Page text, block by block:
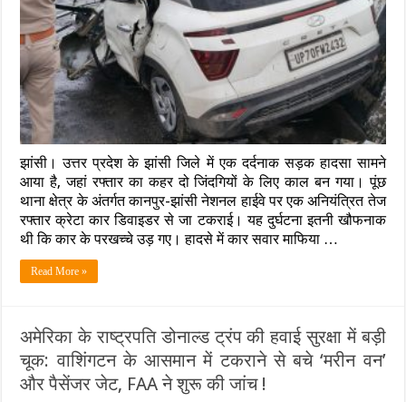
हादसा:
कानपुर-
झांसी
हाईवे
पर
डिवाइडर
से
टकराई
तेज
रफ्तार
क्रेटा,
माफिया
अहमद
के
बेटे
3
घायल
झांसी। उत्तर प्रदेश के झांसी जिले में एक दर्दनाक सड़क हादसा सामने
आया है, जहां रफ्तार का कहर दो जिंदगियों के लिए काल बन गया। पूंछ
थाना क्षेत्र के अंतर्गत कानपुर-झांसी नेशनल हाईवे पर एक अनियंत्रित तेज
रफ्तार क्रेटा कार डिवाइडर से जा टकराई। यह दुर्घटना इतनी खौफनाक
थी कि कार के परखच्चे उड़ गए। हादसे में कार सवार माफिया …
Read More »
अमेरिका के राष्ट्रपति डोनाल्ड ट्रंप की हवाई सुरक्षा में बड़ी
चूक: वाशिंगटन के आसमान में टकराने से बचे ‘मरीन वन’
और पैसेंजर जेट, FAA ने शुरू की जांच !